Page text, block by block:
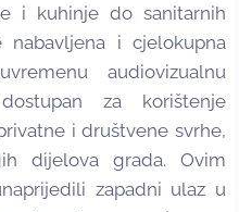
i kuhinje do sanitarnih
i cjelokupna
audiovizualnu
za korištenje
i društvene svrhe,
dijelova grada. Ovim
zapadni ulaz u